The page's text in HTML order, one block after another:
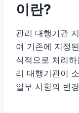
이란?
관리 대행기관
여 기존에 지정
식적으로 처리
리 대행기관이
일부 사항의 변